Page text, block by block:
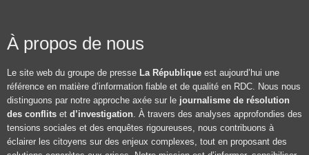
À propos de nous
Le site web du groupe de presse La République est aujourd’hui une
référence en matière d’information fiable et de qualité en RDC. Nous nous
distinguons par notre approche axée sur le journalisme de résolution
des conflits et d’investigation. À travers des analyses approfondies des
tensions sociales et des enquêtes rigoureuses, nous contribuons à
éclairer les citoyens sur des enjeux complexes, tout en proposant des